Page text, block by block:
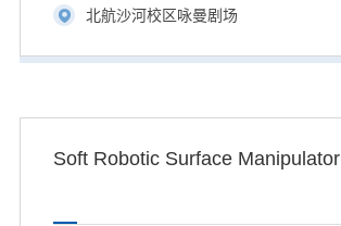
北航沙河校区咏曼剧场
Soft Robotic Surface Manipulator